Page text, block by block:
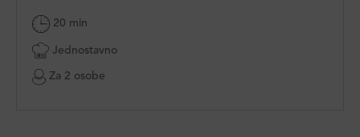
20 min
Jednostavno
Za 2 osobe